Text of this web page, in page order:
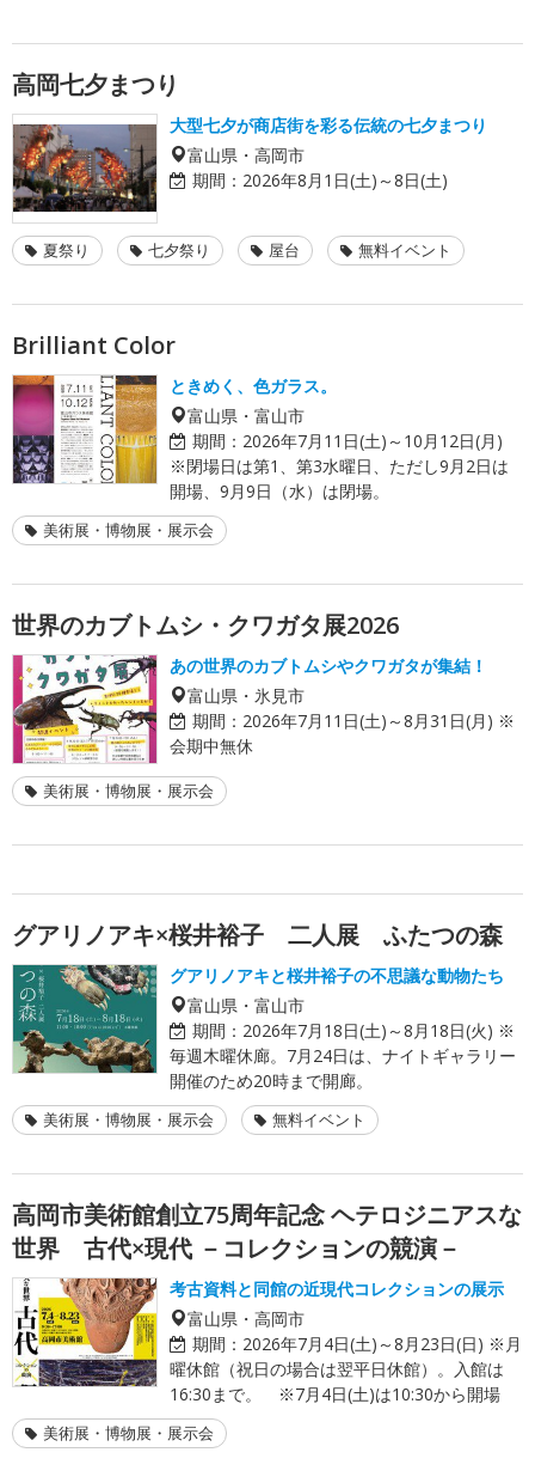
高岡七夕まつり
大型七夕が商店街を彩る伝統の七夕まつり
富山県・高岡市
期間： 2026年8月1日(土)～8日(土)
夏祭り 七夕祭り 屋台 無料イベント
Brilliant Color
ときめく、色ガラス。
富山県・富山市
期間： 2026年7月11日(土)～10月12日(月)
※閉場日は第1、第3水曜日、ただし9月2日は
開場、9月9日（水）は閉場。
美術展・博物展・展示会
世界のカブトムシ・クワガタ展2026
あの世界のカブトムシやクワガタが集結！
富山県・氷見市
期間： 2026年7月11日(土)～8月31日(月) ※
会期中無休
美術展・博物展・展示会
グアリノアキ×桜井裕子 二人展 ふたつの森
グアリノアキと桜井裕子の不思議な動物たち
富山県・富山市
期間： 2026年7月18日(土)～8月18日(火) ※
毎週木曜休廊。7月24日は、ナイトギャラリー
開催のため20時まで開廊。
美術展・博物展・展示会 無料イベント
高岡市美術館創立75周年記念 ヘテロジニアスな
世界 古代×現代 －コレクションの競演－
考古資料と同館の近現代コレクションの展示
富山県・高岡市
期間： 2026年7月4日(土)～8月23日(日) ※月
曜休館（祝日の場合は翌平日休館）。入館は
16:30まで。 ※7月4日(土)は10:30から開場
美術展・博物展・展示会